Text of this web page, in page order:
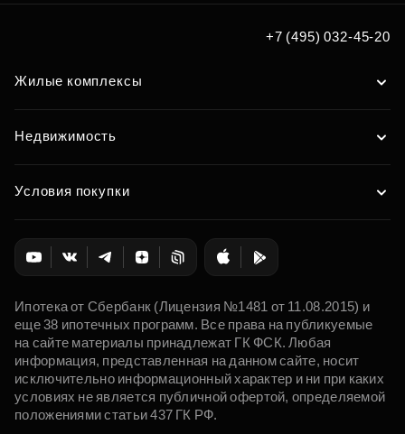
+7 (495) 032-45-20
Жилые комплексы
Недвижимость
Условия покупки
Ипотека от Сбербанк (Лицензия №1481 от 11.08.2015) и
еще 38 ипотечных программ. Все права на публикуемые
на сайте материалы принадлежат ГК ФСК. Любая
информация, представленная на данном сайте, носит
исключительно информационный характер и ни при каких
условиях не является публичной офертой, определяемой
положениями статьи 437 ГК РФ.